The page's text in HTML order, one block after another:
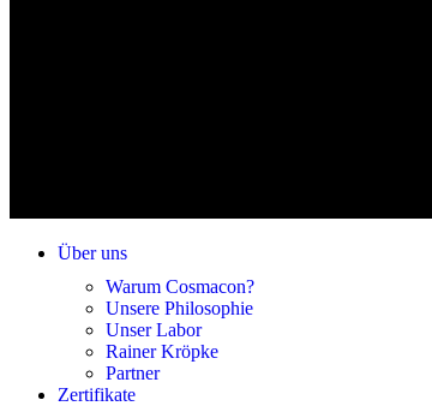
Über uns
Warum Cosmacon?
Unsere Philosophie
Unser Labor
Rainer Kröpke
Partner
Zertifikate